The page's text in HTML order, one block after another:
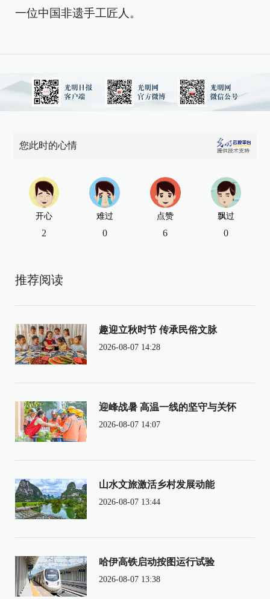
一位中国非遗手工匠人。
您此时的心情
开心
2
难过
0
点赞
6
飘过
0
推荐阅读
趣迎立秋时节 传承民俗文脉
2026-08-07 14:28
迎峰战暑 高温一线的坚守与关怀
2026-08-07 14:07
山水文旅激活乡村发展动能
2026-08-07 13:44
哈伊高铁启动按图运行试验
2026-08-07 13:38